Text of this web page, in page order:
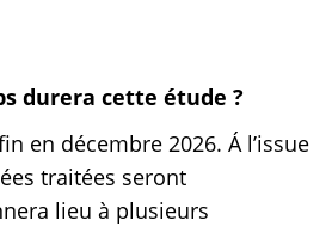
durera cette étude ?
en décembre 2026. Á l’issue
traitées seront
lieu à plusieurs